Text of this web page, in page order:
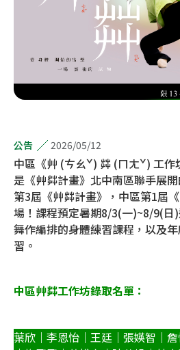
公告 2026/05/12
中區《艸 (ㄘㄠˇ) 茻 (ㄇㄤˇ) 工作
是《艸茻計畫》北中南區聯手展
第3屆《艸茻計畫》，中區第1屆
場！課程預定暑期8/3(一)~8/9(日
舞作編排的身體練習課程，以及
習。
中區艸茻工作坊錄取名單：
葉欣｜李恩怡｜王廷｜張媖智｜